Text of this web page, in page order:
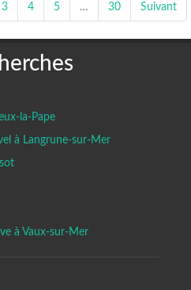
3 4 5 … 30 Suivant
la-Pape
à Langrune-sur-Mer
à Vaux-sur-Mer